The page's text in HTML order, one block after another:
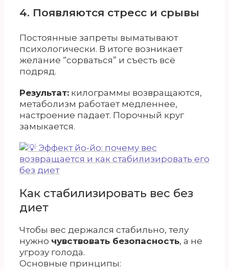
4. Появляются стресс и срывы
Постоянные запреты выматывают
психологически. В итоге возникает
желание “сорваться” и съесть всё
подряд.
Результат: килограммы возвращаются,
метаболизм работает медленнее,
настроение падает. Порочный круг
замыкается.
Как стабилизировать вес без
диет
Чтобы вес держался стабильно, телу
нужно чувствовать безопасность, а не
угрозу голода.
Основные принципы: